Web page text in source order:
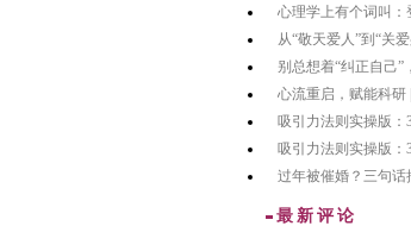
心理学上有个词叫：
从“敬天爱人”到“关
别总想着“纠正自己”
心流重启，赋能科研
吸引力法则实操版：
吸引力法则实操版：
过年被催婚？三句话
最新评论